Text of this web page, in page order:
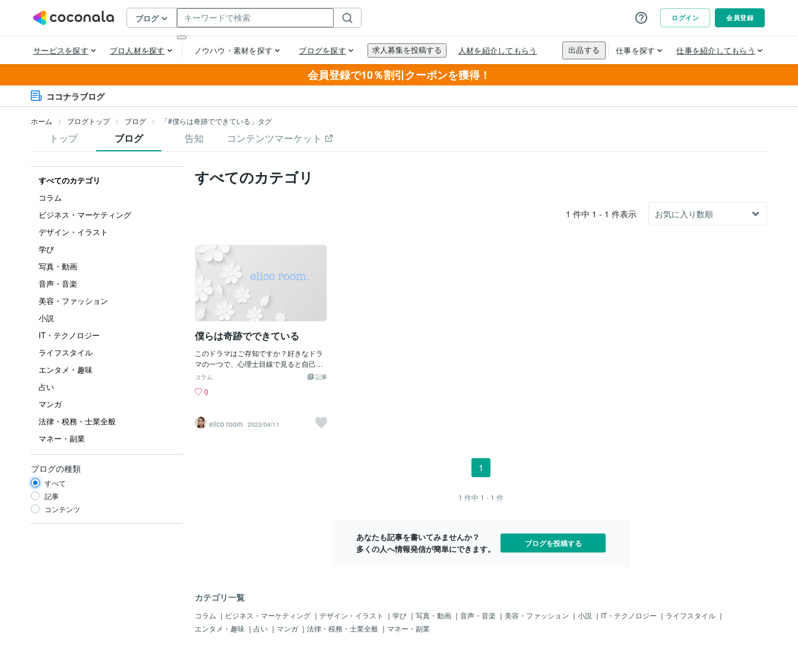
会員登録で10％割引クーポンを獲得！
ココナラブログ
ホーム ブログトップ ブログ 「#僕らは奇跡でできている」タグ
トップ ブログ 告知 コンテンツマーケット
すべてのカテゴリ
コラム
ビジネス・マーケティング
デザイン・イラスト
学び
写真・動画
音声・音楽
美容・ファッション
小説
IT・テクノロジー
ライフスタイル
エンタメ・趣味
占い
マンガ
法律・税務・士業全般
マネー・副業
ブログの種類
すべて
記事
コンテンツ
すべてのカテゴリ
1 件中 1 - 1 件表示
僕らは奇跡でできている
このドラマはご存知ですか？好きなドラ
マの一つで、心理士目線で見ると自己受
容を描いたドラマだなぁって思うエセ自
すごいのでもなくルールを守れるのがす
なってAmazonprimeで、1話無料かな？
興味ある方は、自己受容のきっかけに見
記事
コラム
0
elico room 2023/04/11
1
1 件中 1 - 1 件
あなたも記事を書いてみませんか？
多くの人へ情報発信が簡単にできます。
ブログを投稿する
カテゴリ一覧
コラム ｜ ビジネス・マーケティング ｜ デザイン・イラスト ｜ 学び ｜ 写真・動画 ｜ 音声・音楽 ｜ 美容・ファッション ｜ 小説 ｜ IT・テクノロジー ｜ ライフスタイル ｜
エンタメ・趣味 ｜ 占い ｜ マンガ ｜ 法律・税務・士業全般 ｜ マネー・副業